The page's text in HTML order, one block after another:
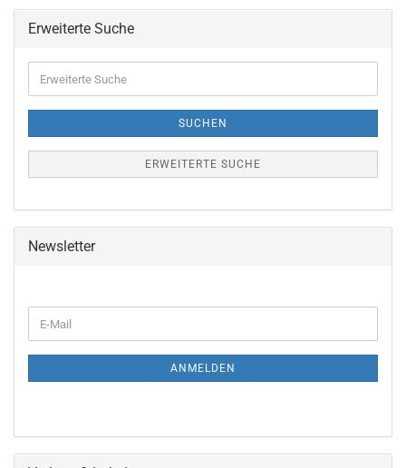
Erweiterte Suche
Suche
SUCHEN
ERWEITERTE SUCHE
Newsletter
ZUR
E-
Mail
ANMELDEN